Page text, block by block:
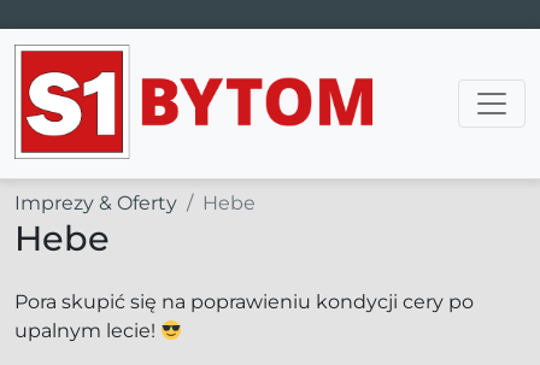
Main Navigation
Imprezy & Oferty Hebe
Hebe
Pora skupić się na poprawieniu kondycji cery po
upalnym lecie!